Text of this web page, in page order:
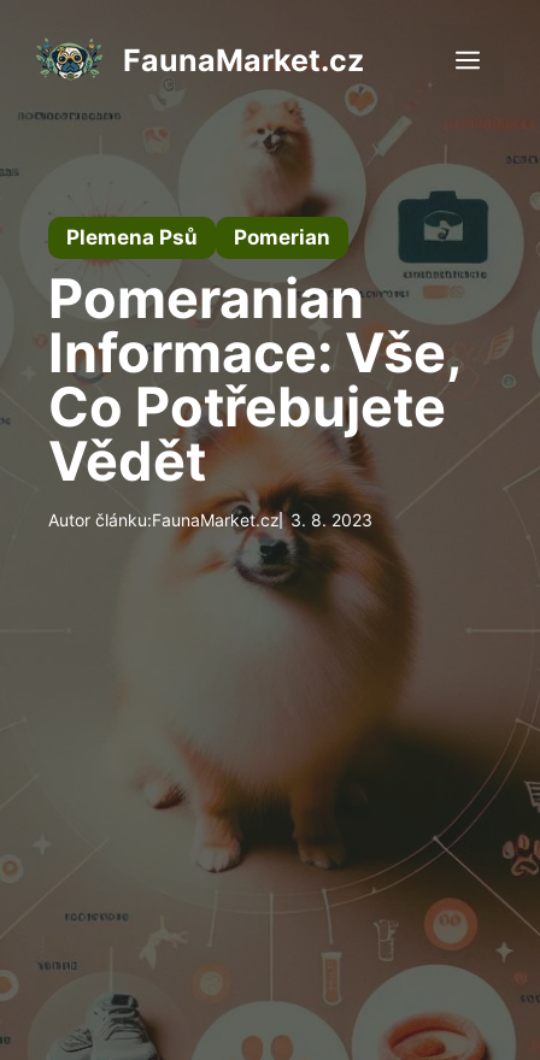
obsah
FaunaMarket.cz
Plemena Psů Pomerian
Pomeranian
Informace: Vše,
Co Potřebujete
Vědět
Autor článku:FaunaMarket.cz 3. 8. 2023